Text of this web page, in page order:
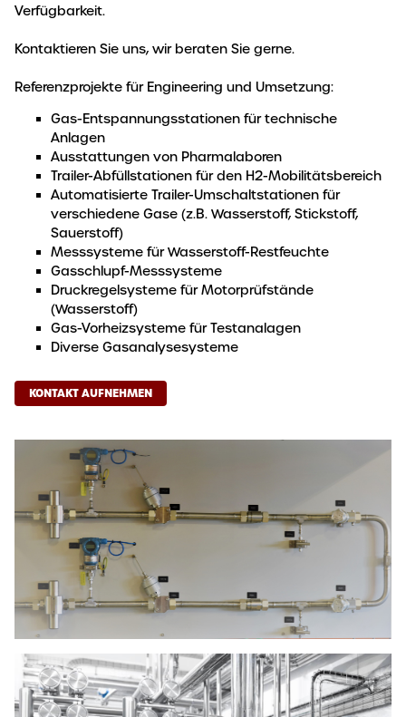
Verfügbarkeit.
Kontaktieren Sie uns, wir beraten Sie gerne.
Referenzprojekte für Engineering und Umsetzung:
Gas-Entspannungsstationen für technische
Anlagen
Ausstattungen von Pharmalaboren
Trailer-Abfüllstationen für den H2-Mobilitätsbereich
Automatisierte Trailer-Umschaltstationen für
verschiedene Gase (z.B. Wasserstoff, Stickstoff,
Sauerstoff)
Messsysteme für Wasserstoff-Restfeuchte
Gasschlupf-Messsysteme
Druckregelsysteme für Motorprüfstände
(Wasserstoff)
Gas-Vorheizsysteme für Testanalagen
Diverse Gasanalysesysteme
KONTAKT AUFNEHMEN